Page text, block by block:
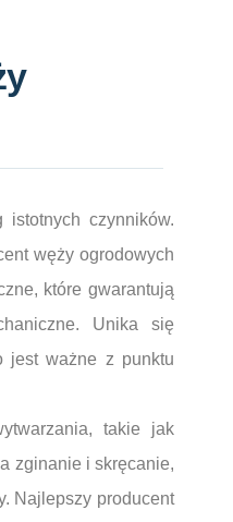
czynników.
węży ogrodowych
które gwarantują
Unika się
jest ważne z punktu
takie jak
zginanie i skręcanie,
Najlepszy producent